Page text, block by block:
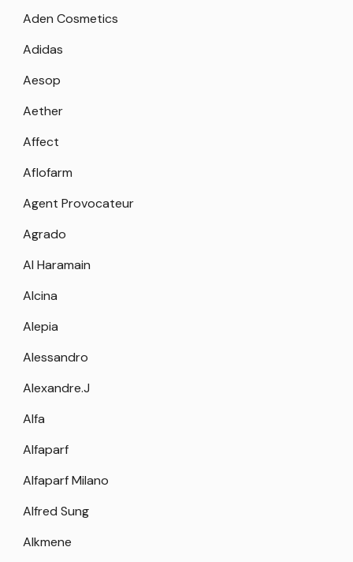
Aden Cosmetics
Adidas
Aesop
Aether
Affect
Aflofarm
Agent Provocateur
Agrado
Al Haramain
Alcina
Alepia
Alessandro
Alexandre.J
Alfa
Alfaparf
Alfaparf Milano
Alfred Sung
Alkmene